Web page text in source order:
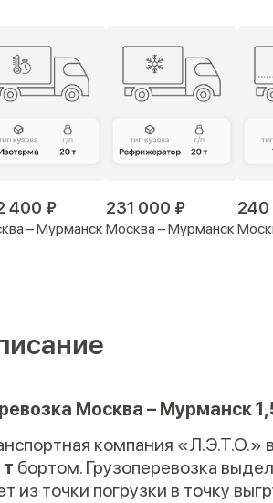
400 ₽
– Мурманск
231 000 ₽
Москва – Мурманск
240
Москва – Мурманск
компания «Л.Э.Т.О.»
бортом. Грузоперевозка
из точки погрузки в точку